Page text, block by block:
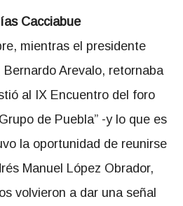
Cacciabue
mientras el presidente
Arevalo, retornaba
al IX Encuentro del foro
de Puebla” -y lo que es
la oportunidad de reunirse
Manuel López Obrador,
volvieron a dar una señal